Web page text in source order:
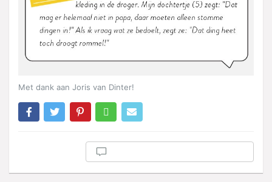
Met dank aan Joris van Dinter!